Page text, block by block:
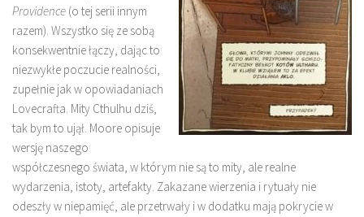
Providence (o tej serii innym
razem). Wszystko się ze sobą
konsekwentnie łączy, dając to
niezwykłe poczucie realności,
zupełnie jak w opowiadaniach
Lovecrafta. Mity Cthulhu dziś,
tak bym to ujął. Moore opisuje
wersję naszego
współczesnego świata, w którym nie są to mity, ale realne
wydarzenia, istoty, artefakty. Zakazane wierzenia i rytuały nie
odeszły w niepamięć, ale przetrwały i w dodatku mają pokrycie w